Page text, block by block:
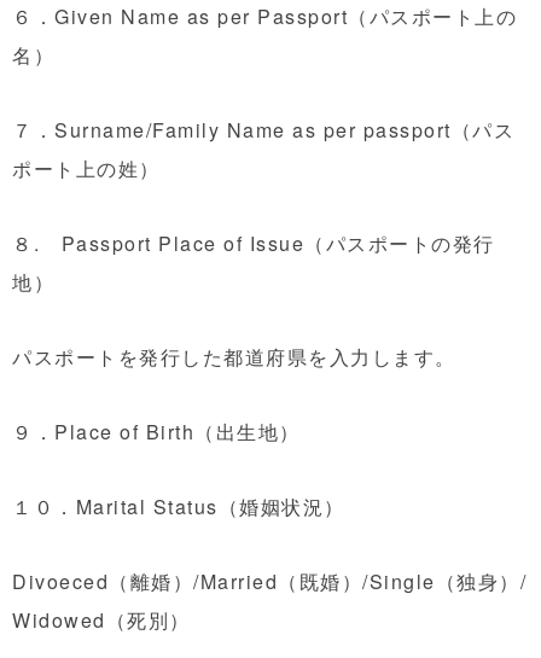
６．Given Name as per Passport（パスポート上の
名）
７．Surname/Family Name as per passport（パス
ポート上の姓）
８. Passport Place of Issue（パスポートの発行
地）
パスポートを発行した都道府県を入力します。
９．Place of Birth（出生地）
１０．Marital Status（婚姻状況）
Divoeced（離婚）/Married（既婚）/Single（独身）/
Widowed（死別）